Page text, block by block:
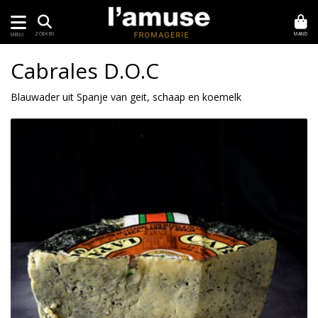
MENU ZOEKEN MAND
Cabrales D.O.C
Blauwader uit Spanje van geit, schaap en koemelk